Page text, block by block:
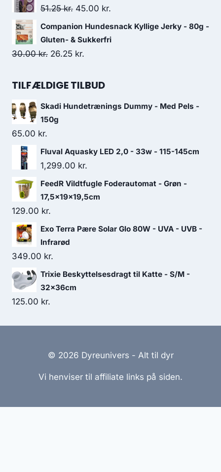
pris
82.50 kr..
pris
71.25 kr..
51.25kr. Den
oprindelige
pris
var:
45.00 kr.
aktuelle
pris
Companion Hundesnack Kyllige Jerky - 80g -
Gluten- & Sukkerfri
30.00kr. Den
pris
30.00 kr..
26.25 kr.
pris
26.25 kr..
TILFÆLDIGE TILBUD
Skadi Hundetrænings Dummy - Med Pels -
150g
65.00 kr.
Fluval Aquasky LED 2,0 - 33w - 115-145cm
1,299.00 kr.
FeedR Vildtfugle Foderautomat - Grøn -
17,5x19x19,5cm
129.00 kr.
Exo Terra Pære Solar Glo 80W - UVA - UVB -
Infrarød
349.00 kr.
Trixie Beskyttelsesdragt til Katte - S/M -
32x36cm
125.00 kr.
© 2026 Dyreunivers - Alt til dyr
Vi henviser til affiliate links på siden.